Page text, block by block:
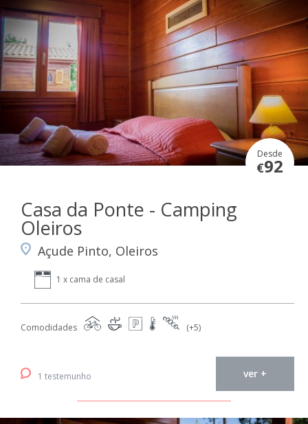
Desde
€92
Casa da Ponte - Camping
Oleiros
Açude Pinto, Oleiros
1 x cama de casal
Comodidades (+5)
1 testemunho ver +